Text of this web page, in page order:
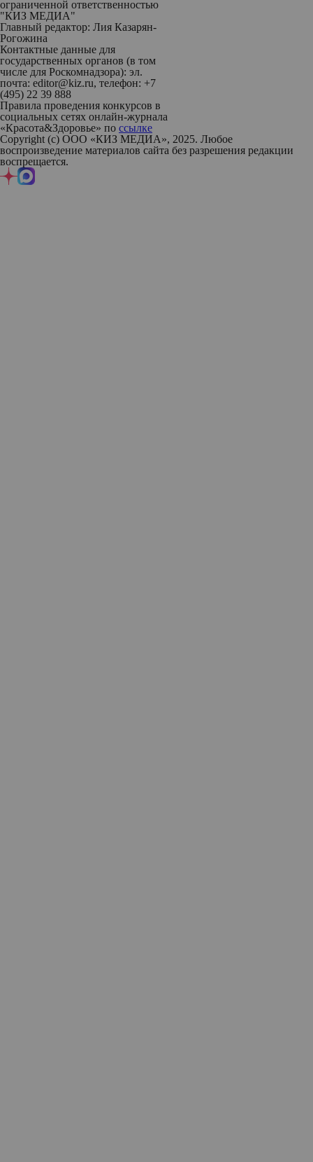
ограниченной ответственностью
"КИЗ МЕДИА"
Главный редактор: Лия Казарян-
Рогожина
Контактные данные для
государственных органов (в том
числе для Роскомнадзора): эл.
почта: editor@kiz.ru, телефон: +7
(495) 22 39 888
Правила проведения конкурсов в
социальных сетях онлайн-журнала
«Красота&Здоровье» по ссылке
Copyright (с) ООО «КИЗ МЕДИА», 2025. Любое
воспроизведение материалов сайта без разрешения редакции
воспрещается.